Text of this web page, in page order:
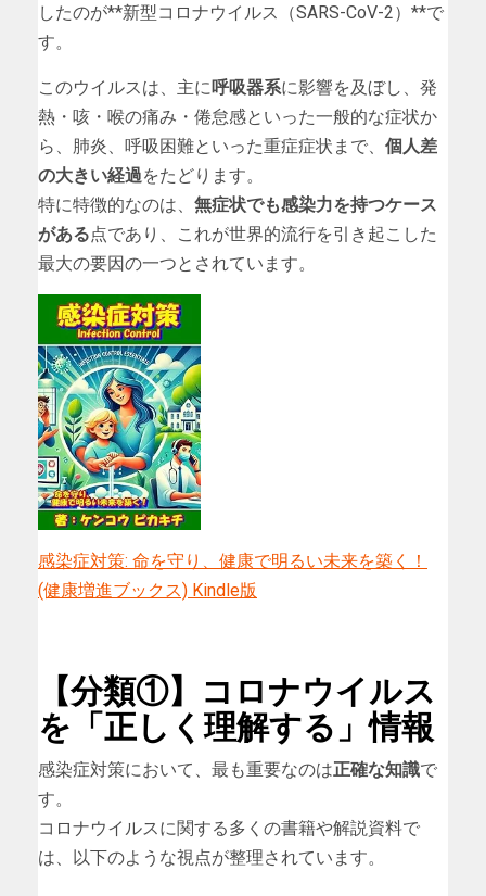
したのが**新型コロナウイルス（SARS-CoV-2）**で
す。
このウイルスは、主に呼吸器系に影響を及ぼし、発
熱・咳・喉の痛み・倦怠感といった一般的な症状か
ら、肺炎、呼吸困難といった重症症状まで、 個人差
の大きい経過をたどります。
特に特徴的なのは、 無症状でも感染力を持つケース
がある点であり、これが世界的流行を引き起こした
最大の要因の一つとされています。
感染症対策: 命を守り、健康で明るい未来を築く！
(健康増進ブックス) Kindle版
【分類①】コロナウイルス
を「正しく理解する」情報
感染症対策において、最も重要なのは正確な知識で
す。
コロナウイルスに関する多くの書籍や解説資料で
は、以下のような視点が整理されています。